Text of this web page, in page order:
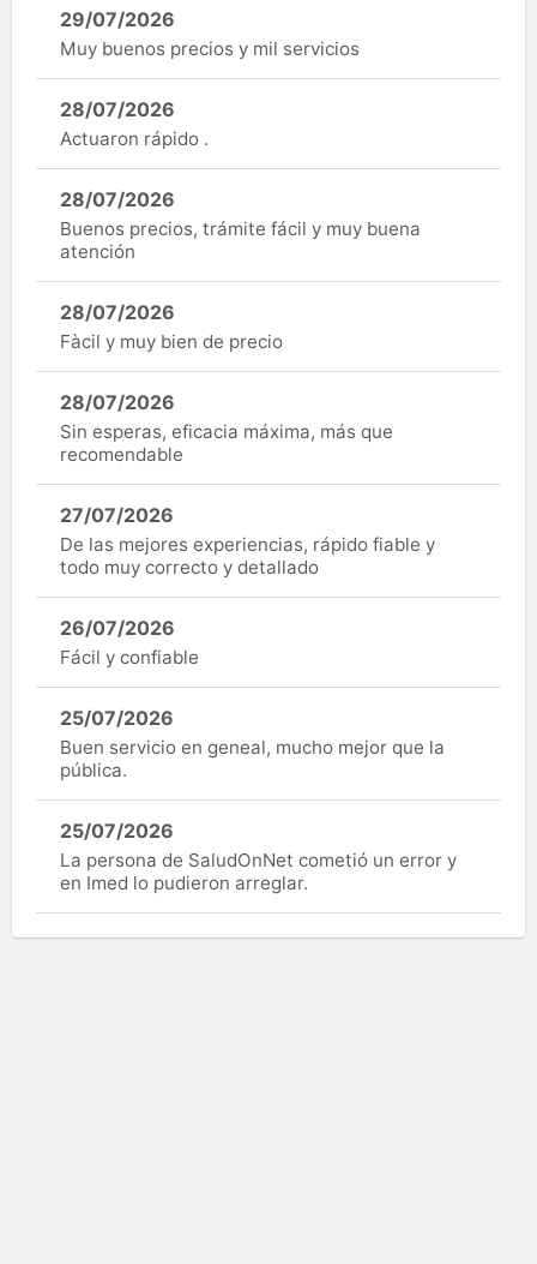
29/07/2026
Muy buenos precios y mil servicios
28/07/2026
Actuaron rápido .
28/07/2026
Buenos precios, trámite fácil y muy buena
atención
28/07/2026
Fàcil y muy bien de precio
28/07/2026
Sin esperas, eficacia máxima, más que
recomendable
27/07/2026
De las mejores experiencias, rápido fiable y
todo muy correcto y detallado
26/07/2026
Fácil y confiable
25/07/2026
Buen servicio en geneal, mucho mejor que la
pública.
25/07/2026
La persona de SaludOnNet cometió un error y
en Imed lo pudieron arreglar.